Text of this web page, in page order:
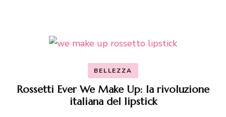
BELLEZZA
Rossetti Ever We Make Up: la rivoluzione
italiana del lipstick